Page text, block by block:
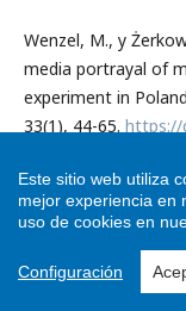
Wenzel, M., y
media portrayal of
experiment in
33(1), 44-65. https://
Wirz, D. S.,
Ernst, N., ... y Wirth,
populist
immigrants. The
https://
Este sitio web utiliza
mejor experiencia en
uso de cookies en
Configuración